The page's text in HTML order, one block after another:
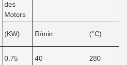
des
Motors
(KW) R/min (°C)
0.75 40 280